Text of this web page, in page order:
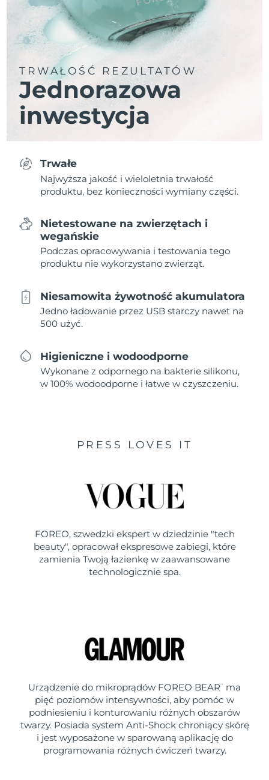
TRWAŁOŚĆ REZULTATÓW
Jednorazowa
inwestycja
Trwałe
Najwyższa jakość i wieloletnia trwałość
produktu, bez konieczności wymiany części.
Nietestowane na zwierzętach i
wegańskie
Podczas opracowywania i testowania tego
produktu nie wykorzystano zwierząt.
Niesamowita żywotność akumulatora
Jedno ładowanie przez USB starczy nawet na
500 użyć.
Higieniczne i wodoodporne
Wykonane z odpornego na bakterie silikonu,
w 100% wodoodporne i łatwe w czyszczeniu.
PRESS LOVES IT
FOREO, szwedzki ekspert w dziedzinie "tech
beauty", opracował ekspresowe zabiegi, które
zamienia Twoją łazienkę w zaawansowane
technologicznie spa.
Urządzenie do mikroprądów FOREO BEAR ™
ma
pięć poziomów intensywności, aby pomóc w
podniesieniu i konturowaniu różnych obszarów
twarzy. Posiada system Anti-Shock chroniący skórę
i jest wyposażone w sparowaną aplikację do
programowania różnych ćwiczeń twarzy.